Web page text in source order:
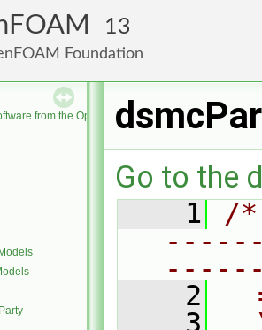
13
Foundation
from the OpenFOAM Foundation
Go to the
    1
/
    2
    3